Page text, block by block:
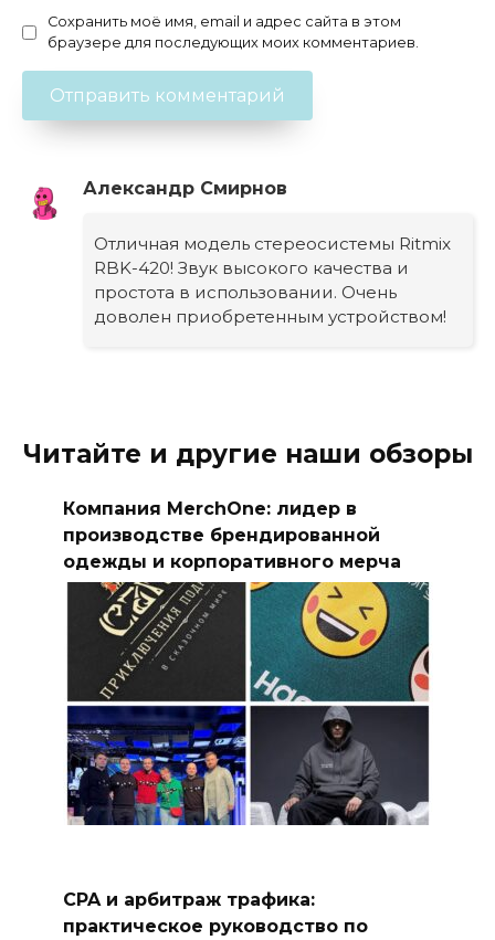
Сохранить моё имя, email и адрес сайта в этом
браузере для последующих моих комментариев.
Александр Смирнов
Отличная модель стереосистемы Ritmix
RBK-420! Звук высокого качества и
простота в использовании. Очень
доволен приобретенным устройством!
Читайте и другие наши обзоры
Компания MerchOne: лидер в
производстве брендированной
одежды и корпоративного мерча
CPA и арбитраж трафика:
практическое руководство по